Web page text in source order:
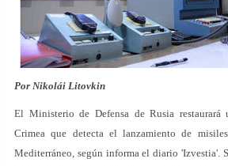
Por Nikolái Litovkin
El Ministerio de Defensa de Rusia restaurará
Crimea que detecta el lanzamiento de
Mediterráneo, según informa el diario 'Izvestia'.